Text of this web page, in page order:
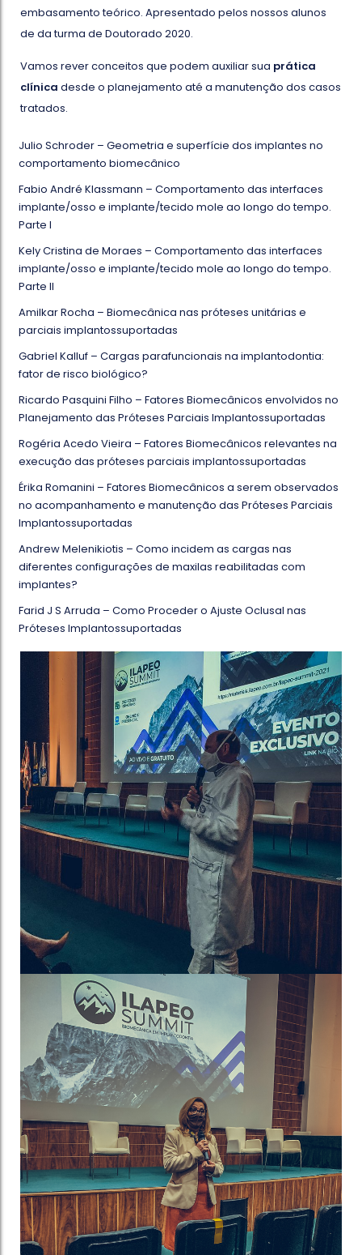
embasamento teórico. Apresentado pelos nossos alunos
de da turma de Doutorado 2020.
Vamos rever conceitos que podem auxiliar sua prática
clínica desde o planejamento até a manutenção dos casos
tratados.
Julio Schroder – Geometria e superfície dos implantes no
comportamento biomecânico
Fabio André Klassmann – Comportamento das interfaces
implante/osso e implante/tecido mole ao longo do tempo.
Parte I
Kely Cristina de Moraes – Comportamento das interfaces
implante/osso e implante/tecido mole ao longo do tempo.
Parte II
Amilkar Rocha – Biomecânica nas próteses unitárias e
parciais implantossuportadas
Gabriel Kalluf – Cargas parafuncionais na implantodontia:
fator de risco biológico?
Ricardo Pasquini Filho – Fatores Biomecânicos envolvidos no
Planejamento das Próteses Parciais Implantossuportadas
Rogéria Acedo Vieira – Fatores Biomecânicos relevantes na
execução das próteses parciais implantossuportadas
Érika Romanini – Fatores Biomecânicos a serem observados
no acompanhamento e manutenção das Próteses Parciais
Implantossuportadas
Andrew Melenikiotis – Como incidem as cargas nas
diferentes configurações de maxilas reabilitadas com
implantes?
Farid J S Arruda – Como Proceder o Ajuste Oclusal nas
Próteses Implantossuportadas